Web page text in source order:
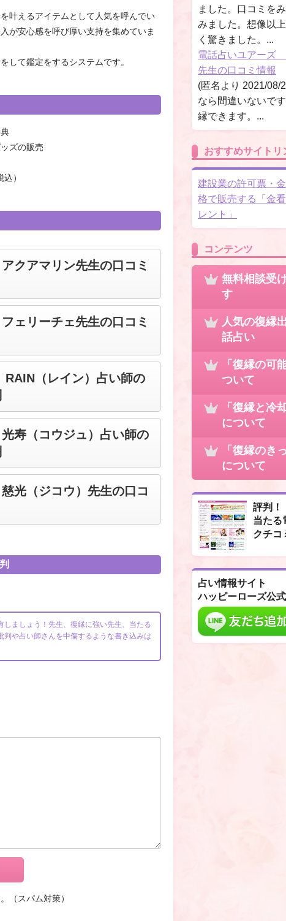
叶えるアイテムとして人気を呼んでい
が安心感を呼び厚い支持を集めていま
して鑑定をするシステムです。
ズの販売
）
クアマリン先生の口コミ
ェリーチェ先生の口コミ
（レイン）占い師の
寿（コウジュ）占い師の
光（ジコウ）先生の口コ
ましょう！先生、復縁に強い先生、当たる
や占い師さんを中傷するような書き込みは
（スパム対策）
ました。口コミを
みました。想像以
く驚きました。...
電話占いユアーズ
先生の口コミ情報
(匿名より 2021/08/
なら間違いないで
縁できます。...
おすすめサイトリ
建設業の許可票・
格で販売する「金
レント」
コンテンツ
無料相談受
す
人気の復縁
話占い
「復縁の可
ついて
「復縁と冷
について
「復縁のき
について
評判！
当たる
クチコ
占い情報サイト
ハッピーローズ公